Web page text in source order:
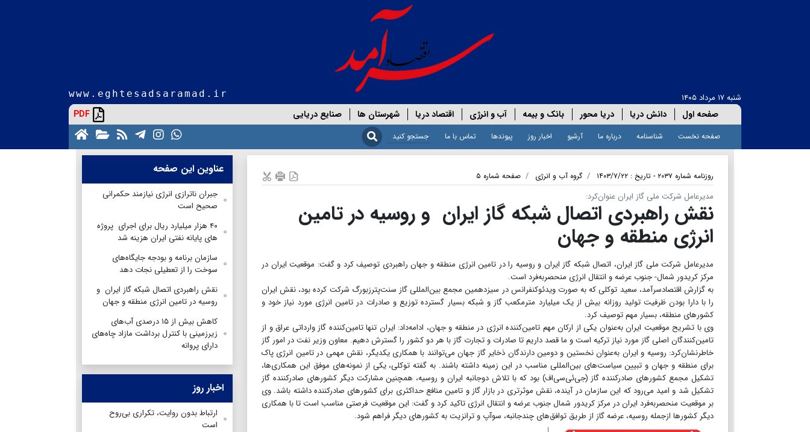
شنبه ۱۷ مرداد ۱۴۰۵ www.eghtesadsaramad.ir
صفحه اول دانش دریا دریا محور بانک و بیمه آب و انرژی اقتصاد دریا شهرستان ها صنایع دریایی PDF
صفحه نخست شناسنامه درباره ما آرشیو اخبار روز پیوندها تماس با ما
روزنامه شماره ۲۰۳۷ - تاریخ : ۱۴۰۳/۷/۲۲ گروه آب و انرژی صفحه شماره ۵
مدیرعامل شرکت ملی گاز ایران عنوان‌کرد:
نقش راهبردی اتصال شبکه گاز ایران و روسیه در تامین
انرژی منطقه و جهان
مدیرعامل شرکت ملی گاز ایران، اتصال شبکه گاز ایران و روسیه را در تامین انرژی منطقه و جهان راهبردی توصیف کرد و گفت: موقعیت ایران در
مرکز کریدور شمال- جنوب عرضه و انتقال انرژی منحصربه‌فرد است.
به گزارش اقتصادسرآمد، سعید توکلی که به صورت ویدئوکنفرانس در سیزدهمین مجمع بین‌المللی گاز سنت‌پترزبورگ شرکت کرده بود، نقش ایران
را با دارا بودن ظرفیت تولید روزانه بیش از یک میلیارد مترمکعب گاز و شبکه بسیار گسترده توزیع و صادرات در تامین انرژی مورد نیاز خود و
کشورهای منطقه، بسیار مهم توصیف کرد.
وی با تشریح موقعیت ایران به‌عنوان یکی از ارکان مهم تامین‌کننده انرژی در منطقه و جهان، ادامه‌داد: ایران تنها تامین‌کننده گاز وارداتی عراق و از
تامین‌کنندگان اصلی گاز مورد نیاز ترکیه است و ما قصد داریم تا صادرات و تجارت گاز با هر دو کشور را گسترش دهیم. معاون وزیر نفت در امور گاز
خاطرنشان‌کرد: روسیه و ایران به‌عنوان نخستین و دومین دارندگان ذخایر گاز جهان می‌توانند با همکاری یکدیگر، نقش مهمی در تامین انرژی پاک
برای منطقه و جهان و تبیین سیاست‌های بین‌المللی مناسب در این زمینه داشته باشند. به گفته توکلی، یکی از نمونه‌های موفق این همکاری‌ها،
تشکیل مجمع کشورهای صادرکننده گاز (جی‌ئی‌سی‌اف) بود که با تلاش دوجانبه ایران و روسیه، همچنین مشارکت دیگر کشورهای صادرکننده گاز
تشکیل شد و امید می‌رود که این سازمان در آینده، نقش موثرتری در بازار گاز و تامین منافع حداکثری برای کشورهای صادرکننده داشته باشد. وی
بر موقعیت منحصربه‌فرد ایران در مرکز کریدور شمال جنوب عرضه و انتقال انرژی تاکید کرد و گفت: این موقعیت فرصتی مناسب است تا با همکاری
دیگر کشورها ازجمله روسیه، عرضه گاز از طریق توافق‌های چندجانبه، سوآپ و ترانزیت به کشورهای دیگر فراهم شود.
عناوین این صفحه
جبران ناترازی انرژی نیازمند حکمرانی
صحیح است
۴۰ هزار میلیارد ریال برای اجرای پروژه
های پایانه نفتی ایران هزینه شد
سازمان برنامه و بودجه جایگاه‌های
سوخت را از تعطیلی نجات دهد
نقش راهبردی اتصال شبکه گاز ایران و
روسیه در تامین انرژی منطقه و جهان
کاهش بیش از ۱۵ درصدی آب‌های
زیرزمینی با کنترل برداشت مازاد چاه‌های
دارای پروانه
اخبار روز
ارتباط بدون روایت، تکراری بی‌روح
است